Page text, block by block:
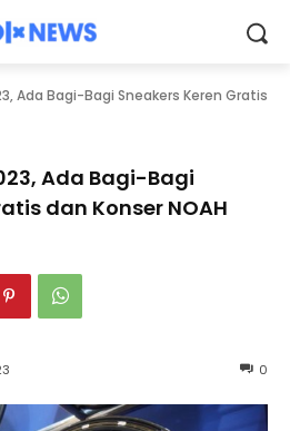
Ada Bagi-Bagi Sneakers Keren Gratis
Ada Bagi-Bagi
dan Konser NOAH
0